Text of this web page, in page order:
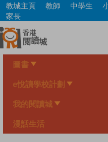
Skip
main
content
教城主頁 教師 中學生
家長
圖書
e悅讀學校計劃
我的閱讀城
漫話生活